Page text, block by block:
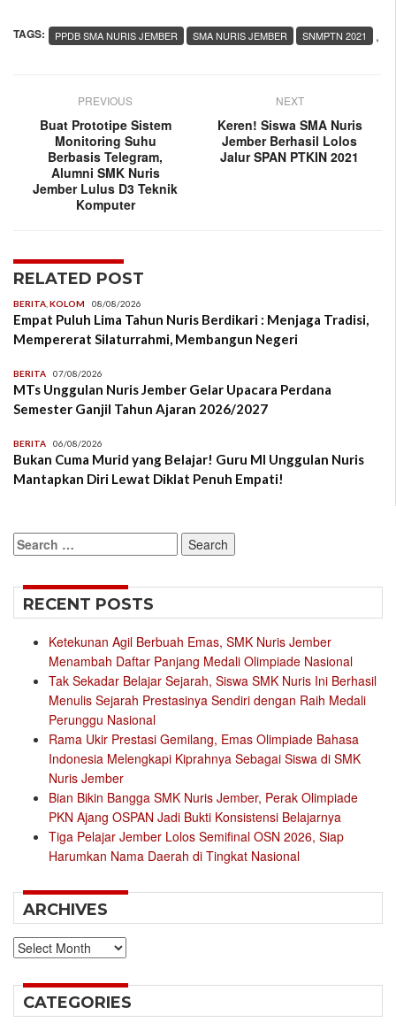
TAGS: ,
PPDB SMA NURIS JEMBER SMA NURIS JEMBER SNMPTN 2021
PREVIOUS
Buat Prototipe Sistem
Monitoring Suhu
Berbasis Telegram,
Alumni SMK Nuris
Jember Lulus D3 Teknik
Komputer
NEXT
Keren! Siswa SMA Nuris
Jember Berhasil Lolos
Jalur SPAN PTKIN 2021
RELATED POST
BERITA KOLOM 08/08/2026
Empat Puluh Lima Tahun Nuris Berdikari : Menjaga Tradisi,
Mempererat Silaturrahmi, Membangun Negeri
BERITA 07/08/2026
MTs Unggulan Nuris Jember Gelar Upacara Perdana
Semester Ganjil Tahun Ajaran 2026/2027
BERITA 06/08/2026
Bukan Cuma Murid yang Belajar! Guru MI Unggulan Nuris
Mantapkan Diri Lewat Diklat Penuh Empati!
Search
for:
RECENT POSTS
Ketekunan Agil Berbuah Emas, SMK Nuris Jember
Menambah Daftar Panjang Medali Olimpiade Nasional
Tak Sekadar Belajar Sejarah, Siswa SMK Nuris Ini Berhasil
Menulis Sejarah Prestasinya Sendiri dengan Raih Medali
Perunggu Nasional
Rama Ukir Prestasi Gemilang, Emas Olimpiade Bahasa
Indonesia Melengkapi Kiprahnya Sebagai Siswa di SMK
Nuris Jember
Bian Bikin Bangga SMK Nuris Jember, Perak Olimpiade
PKN Ajang OSPAN Jadi Bukti Konsistensi Belajarnya
Tiga Pelajar Jember Lolos Semifinal OSN 2026, Siap
Harumkan Nama Daerah di Tingkat Nasional
ARCHIVES
Archives
CATEGORIES